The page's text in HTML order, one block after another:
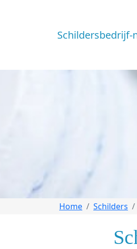
Schildersbedrijf-
Home Schilders